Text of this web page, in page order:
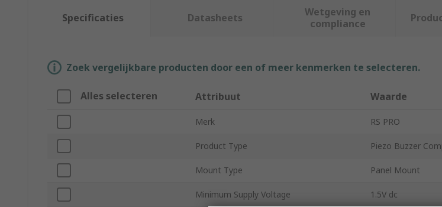
Specificaties Datasheets
Wetgeving en
compliance
Zoek vergelijkbare producten door een of meer kenmerken te selecteren.
Alles selecteren Attribuut Waarde
Merk RS PRO
Product Type Piezo Buzzer
Mount Type Panel Mount
Minimum Supply Voltage 1.5V dc